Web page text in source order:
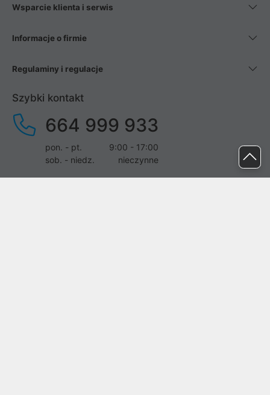
Wsparcie klienta i serwis
Informacje o firmie
Regulaminy i regulacje
Szybki kontakt
664 999 933
pon. - pt.
9:00 - 17:00
sob. - niedz.
nieczynne